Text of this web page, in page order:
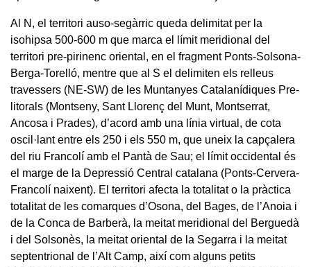
Al N, el territori auso-segàrric queda delimitat per la
isohipsa 500-600 m que marca el límit meridional del
territori pre-pirinenc oriental, en el fragment Ponts-Solsona-
Berga-Torelló, mentre que al S el delimiten els relleus
travessers (NE-SW) de les Muntanyes Catalanídiques Pre-
litorals (Montseny, Sant Llorenç del Munt, Montserrat,
Ancosa i Prades), d’acord amb una línia virtual, de cota
oscil·lant entre els 250 i els 550 m, que uneix la capçalera
del riu Francolí amb el Pantà de Sau; el límit occidental és
el marge de la Depressió Central catalana (Ponts-Cervera-
Francolí naixent). El territori afecta la totalitat o la pràctica
totalitat de les comarques d’Osona, del Bages, de l’Anoia i
de la Conca de Barberà, la meitat meridional del Berguedà
i del Solsonès, la meitat oriental de la Segarra i la meitat
septentrional de l’Alt Camp, així com alguns petits